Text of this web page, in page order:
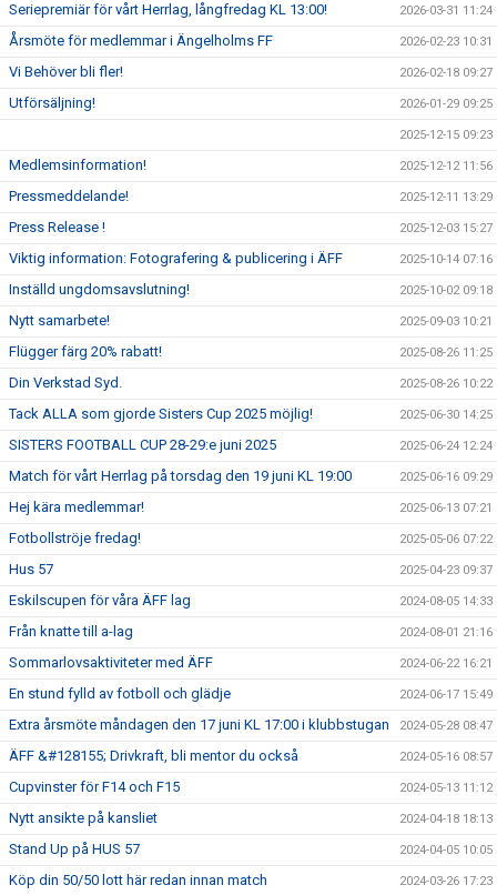
Seriepremiär för vårt Herrlag, långfredag KL 13:00! 2026-03-31 11:24
Årsmöte för medlemmar i Ängelholms FF 2026-02-23 10:31
Vi Behöver bli fler! 2026-02-18 09:27
Utförsäljning! 2026-01-29 09:25
2025-12-15 09:23
Medlemsinformation! 2025-12-12 11:56
Pressmeddelande! 2025-12-11 13:29
Press Release ! 2025-12-03 15:27
Viktig information: Fotografering & publicering i ÄFF 2025-10-14 07:16
Inställd ungdomsavslutning! 2025-10-02 09:18
Nytt samarbete! 2025-09-03 10:21
Flügger färg 20% rabatt! 2025-08-26 11:25
Din Verkstad Syd. 2025-08-26 10:22
Tack ALLA som gjorde Sisters Cup 2025 möjlig! 2025-06-30 14:25
SISTERS FOOTBALL CUP 28-29:e juni 2025 2025-06-24 12:24
Match för vårt Herrlag på torsdag den 19 juni KL 19:00 2025-06-16 09:29
Hej kära medlemmar! 2025-06-13 07:21
Fotbollströje fredag! 2025-05-06 07:22
Hus 57 2025-04-23 09:37
Eskilscupen för våra ÄFF lag 2024-08-05 14:33
Från knatte till a-lag 2024-08-01 21:16
Sommarlovsaktiviteter med ÄFF 2024-06-22 16:21
En stund fylld av fotboll och glädje 2024-06-17 15:49
Extra årsmöte måndagen den 17 juni KL 17:00 i klubbstugan 2024-05-28 08:47
ÄFF &#128155; Drivkraft, bli mentor du också 2024-05-16 08:57
Cupvinster för F14 och F15 2024-05-13 11:12
Nytt ansikte på kansliet 2024-04-18 18:13
Stand Up på HUS 57 2024-04-05 10:05
Köp din 50/50 lott här redan innan match 2024-03-26 17:23